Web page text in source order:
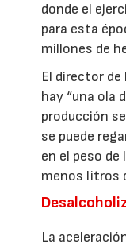
donde el
para esta
millones de
El director de
hay “una ola
producción
se puede
en el peso de
menos litros
La